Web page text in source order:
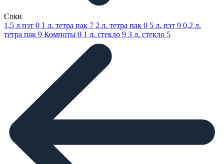
Соки
1,5 л пэт 0 1 л. тетра пак 7 2 л. тетра пак 0 5 л. пэт 9 0,2 л.
тетра пак 9 Компоты 0 1 л. стекло 9 3 л. стекло 5